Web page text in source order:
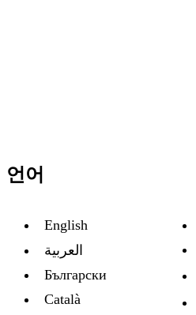
언어
English
العربية
Български
Català